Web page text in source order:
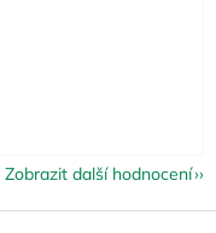
5 hvězdiček.
Zobrazit další hodnocení